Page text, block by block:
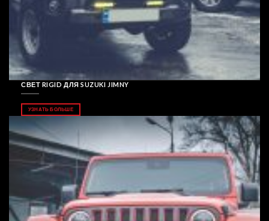
СВЕТ RIGID ДЛЯ SUZUKI JIMNY
УЗНАТЬ БОЛЬШЕ